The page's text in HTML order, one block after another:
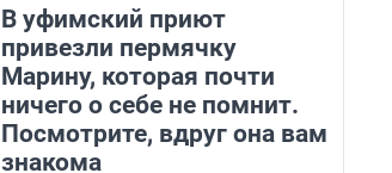
В уфимский приют
привезли пермячку
Марину, которая почти
ничего о себе не помнит.
Посмотрите, вдруг она вам
знакома